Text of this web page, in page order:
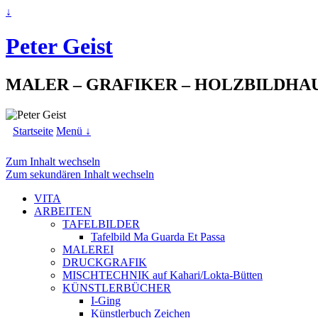
↓
Peter Geist
MALER – GRAFIKER –
Startseite Menü ↓
Zum Inhalt wechseln
Zum sekundären Inhalt wechseln
VITA
ARBEITEN
TAFELBILDER
Tafelbild Ma Guarda Et Passa
MALEREI
DRUCKGRAFIK
MISCHTECHNIK auf Kahari/Lokta-Bütten
KÜNSTLERBÜCHER
I-Ging
Künstlerbuch Zeichen